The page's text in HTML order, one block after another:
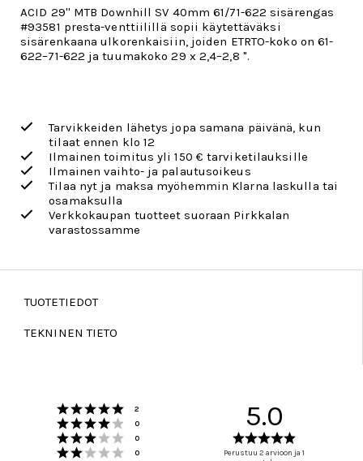
ACID 29'' MTB Downhill SV 40mm 61/71-622 sisärengas
#93581 presta-venttiilillä sopii käytettäväksi
sisärenkaana ulkorenkaisiin, joiden ETRTO-koko on 61-
622–71-622 ja tuumakoko 29 x 2,4–2,8 ".
Tarvikkeiden lähetys jopa samana päivänä, kun
tilaat ennen klo 12
Ilmainen toimitus yli 150 € tarviketilauksille
Ilmainen vaihto- ja palautusoikeus
Tilaa nyt ja maksa myöhemmin Klarna laskulla tai
osamaksulla
Verkkokaupan tuotteet suoraan Pirkkalan
varastossamme
TUOTETIEDOT
TEKNINEN TIETO
Arvio 5 5:sta tähdestä
2
Arvio 4 5:sta tähdestä
0
Arvio 3 5:sta tähdestä
0
Arvio 2 5:sta tähdestä
0
5.0
5.0
Perustuu 2 arvioon ja 1